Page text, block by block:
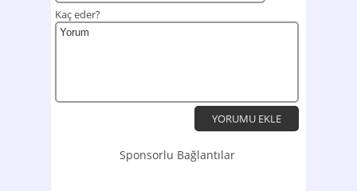
Kaç eder?
Sponsorlu Bağlantılar